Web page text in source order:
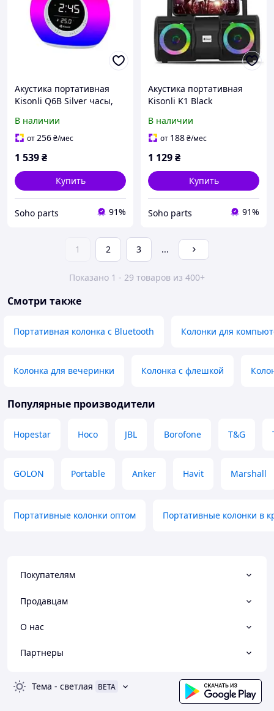
Акустика портативная
Kisonli Q6B Silver часы,
В наличии
от256₴/мес
1 539₴
Купить
Soho parts 91%
Акустика портативная
Kisonli K1 Black
В наличии
от 188₴/мес
1 129₴
Купить
Soho parts 91%
1 2 3 ...
Показано 1 - 29 товаров из 400+
Смотри также
Портативная колонка с Bluetooth Колонки для
Колонка для вечеринки Колонка с флешкой
Популярные производители
Hopestar Hoco JBL Borofone T&G
GOLON Portable Anker Havit Marshall
Портативные колонки оптом Портативные колонки в
Покупателям
Продавцам
О нас
Партнеры
Тема - светлая BETA